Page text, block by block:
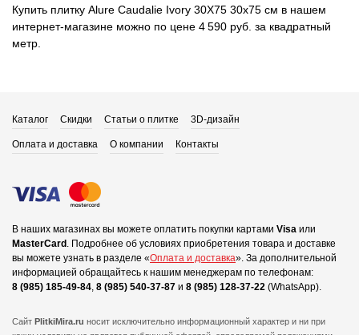
Купить плитку Alure Caudalie Ivory 30X75 30x75 см в нашем
интернет-магазине можно по цене 4 590 руб. за квадратный
метр.
Каталог Скидки Статьи о плитке 3D-дизайн
Оплата и доставка О компании Контакты
В наших магазинах вы можете оплатить покупки картами Visa или
MasterCard . Подробнее об условиях приобретения товара и доставке
вы можете узнать в разделе «Оплата и доставка». За дополнительной
информацией обращайтесь к нашим менеджерам по телефонам:
8 (985) 185-49-84, 8 (985) 540-37-87 и 8 (985) 128-37-22 (WhatsApp).
Сайт PlitkiMira.ru носит исключительно информационный характер и ни при